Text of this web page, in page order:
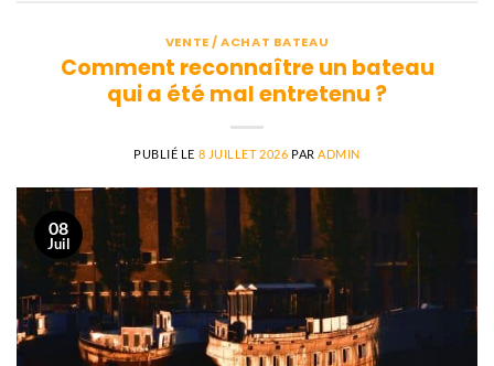
VENTE / ACHAT BATEAU
Comment reconnaître un bateau
qui a été mal entretenu ?
PUBLIÉ LE 8 JUILLET 2026 PARADMIN
08
Juil